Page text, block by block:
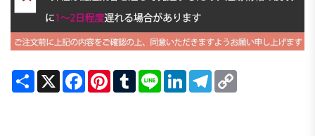
Share X FacebookPinterestTumblrLine LinkedInTelegram